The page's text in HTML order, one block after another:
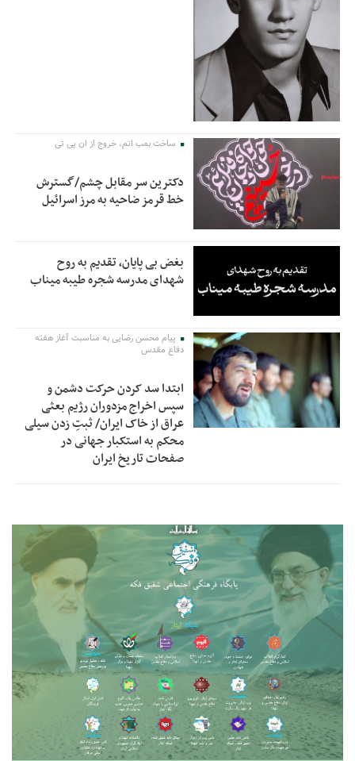
ساخت بمب اتم، خروج از ان پی تی
دکترین سر مقابل چشم/گسترش
خط قرمز ضاحیه به مرز اسرائیل
بغض بی پایان، تقدیم به روح
شهدای مدرسه شجره طیبه میناب
پیام محسن رضایی به مناسبت آغاز هفته
دفاع مقدس
ابتدا سد کردن حرکت دشمن و
سپس اخراج مزدوران رژیم بعثی
عراق از خاک ایران/ ثبتِ زدن سیلی
محکم به استکبار جهانی در
صفحات تاریخ ایران